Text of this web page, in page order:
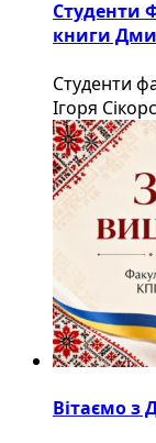
Студенти
книги
Студенти
Ігоря
Вітаємо